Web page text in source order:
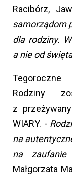
Racibórz,
samorządom
dla rodziny.
a nie od
Tegoroczne
Rodziny
z
WIARY. -
na
na zaufanie
Małgorzata